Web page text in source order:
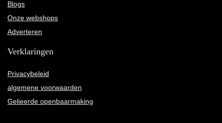
Blogs
Onze webshops
Adverteren
Verklaringen
Privacybeleid
algemene voorwaarden
Gelieerde openbaarmaking